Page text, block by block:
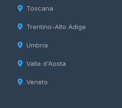
Toscana
Trentino-Alto Adige
Umbria
Valle d'Aosta
Veneto